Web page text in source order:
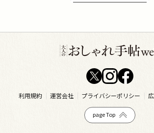
利用規約 運営会社 プライバシーポリシー
page Top